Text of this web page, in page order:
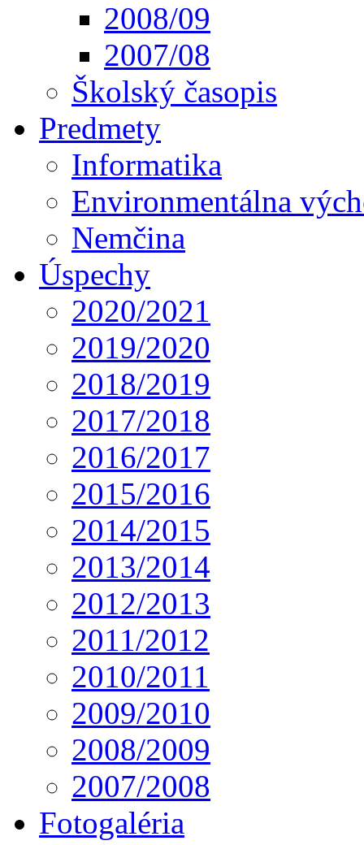
2008/09
2007/08
Školský časopis
Predmety
Informatika
Environmentálna
Nemčina
Úspechy
2020/2021
2019/2020
2018/2019
2017/2018
2016/2017
2015/2016
2014/2015
2013/2014
2012/2013
2011/2012
2010/2011
2009/2010
2008/2009
2007/2008
Fotogaléria